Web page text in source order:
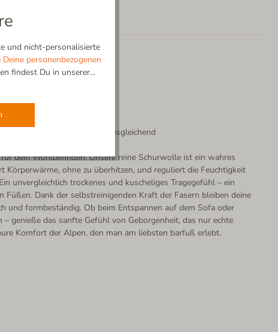
| Temperaturausgleichend
dein Wohlbefinden. Unsere reine Schurwolle ist ein wahres
Körperwärme, ohne zu überhitzen, und reguliert die Feuchtigkeit
unvergleichlich trockenes und kuscheliges Tragegefühl – ein
Füßen. Dank der selbstreinigenden Kraft der Fasern bleiben deine
und formbeständig. Ob beim Entspannen auf dem Sofa oder
– genieße das sanfte Gefühl von Geborgenheit, das nur echte
Komfort der Alpen, den man am liebsten barfuß erlebt.
und nicht-personalisierte
Deine personenbezogenen
findest Du in unserer...